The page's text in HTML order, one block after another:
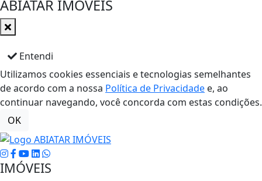
ABIATAR IMÓVEIS
Entendi
Utilizamos cookies essenciais e tecnologias semelhantes
de acordo com a nossa Política de Privacidade e, ao
continuar navegando, você concorda com estas condições.
OK
IMÓVEIS